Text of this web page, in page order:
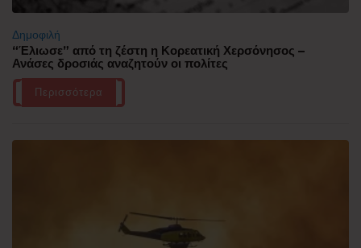
Δημοφιλή
“Έλιωσε” από τη ζέστη η Κορεατική Χερσόνησος –
Ανάσες δροσιάς αναζητούν οι πολίτες
Περισσότερα